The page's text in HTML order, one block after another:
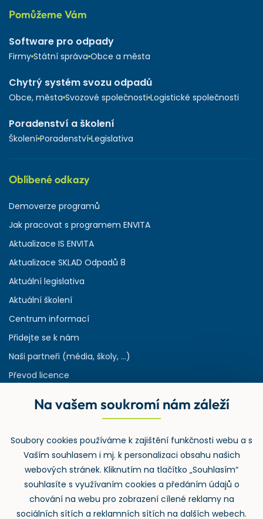
Pomůžeme Vám
Software pro odpady
Firmy Státní správa Obce a města
Chytrý systém svozu odpadů
Obce, města Svozové společnosti Logistické společnosti
Poradenství a školení
Školení Poradenství Legislativa
Oblíbené odkazy
Demoverze programů
Jak pracovat s programem ENVITA
Aktualizace IS ENVITA
Aktualizace SKLAD Odpadů 8
Aktuální legislativa
Aktuální školení
Centrum informací
Přidejte se k nám
Naši partneři (média, školy, ...)
Převod licence
Rejstřík používaných zkratek v odpadech
Zpětný odběr
Na vašem soukromí nám záleží
Soubory cookies používáme k zajištění funkčnosti webu a s
Vaším souhlasem i mj. k personalizaci obsahu našich
webových stránek. Kliknutím na tlačítko „Souhlasím“
souhlasíte s využívaním cookies a předáním údajů o
chování na webu pro zobrazení cílené reklamy na
sociálních sítích a reklamních sítích na dalších webech.